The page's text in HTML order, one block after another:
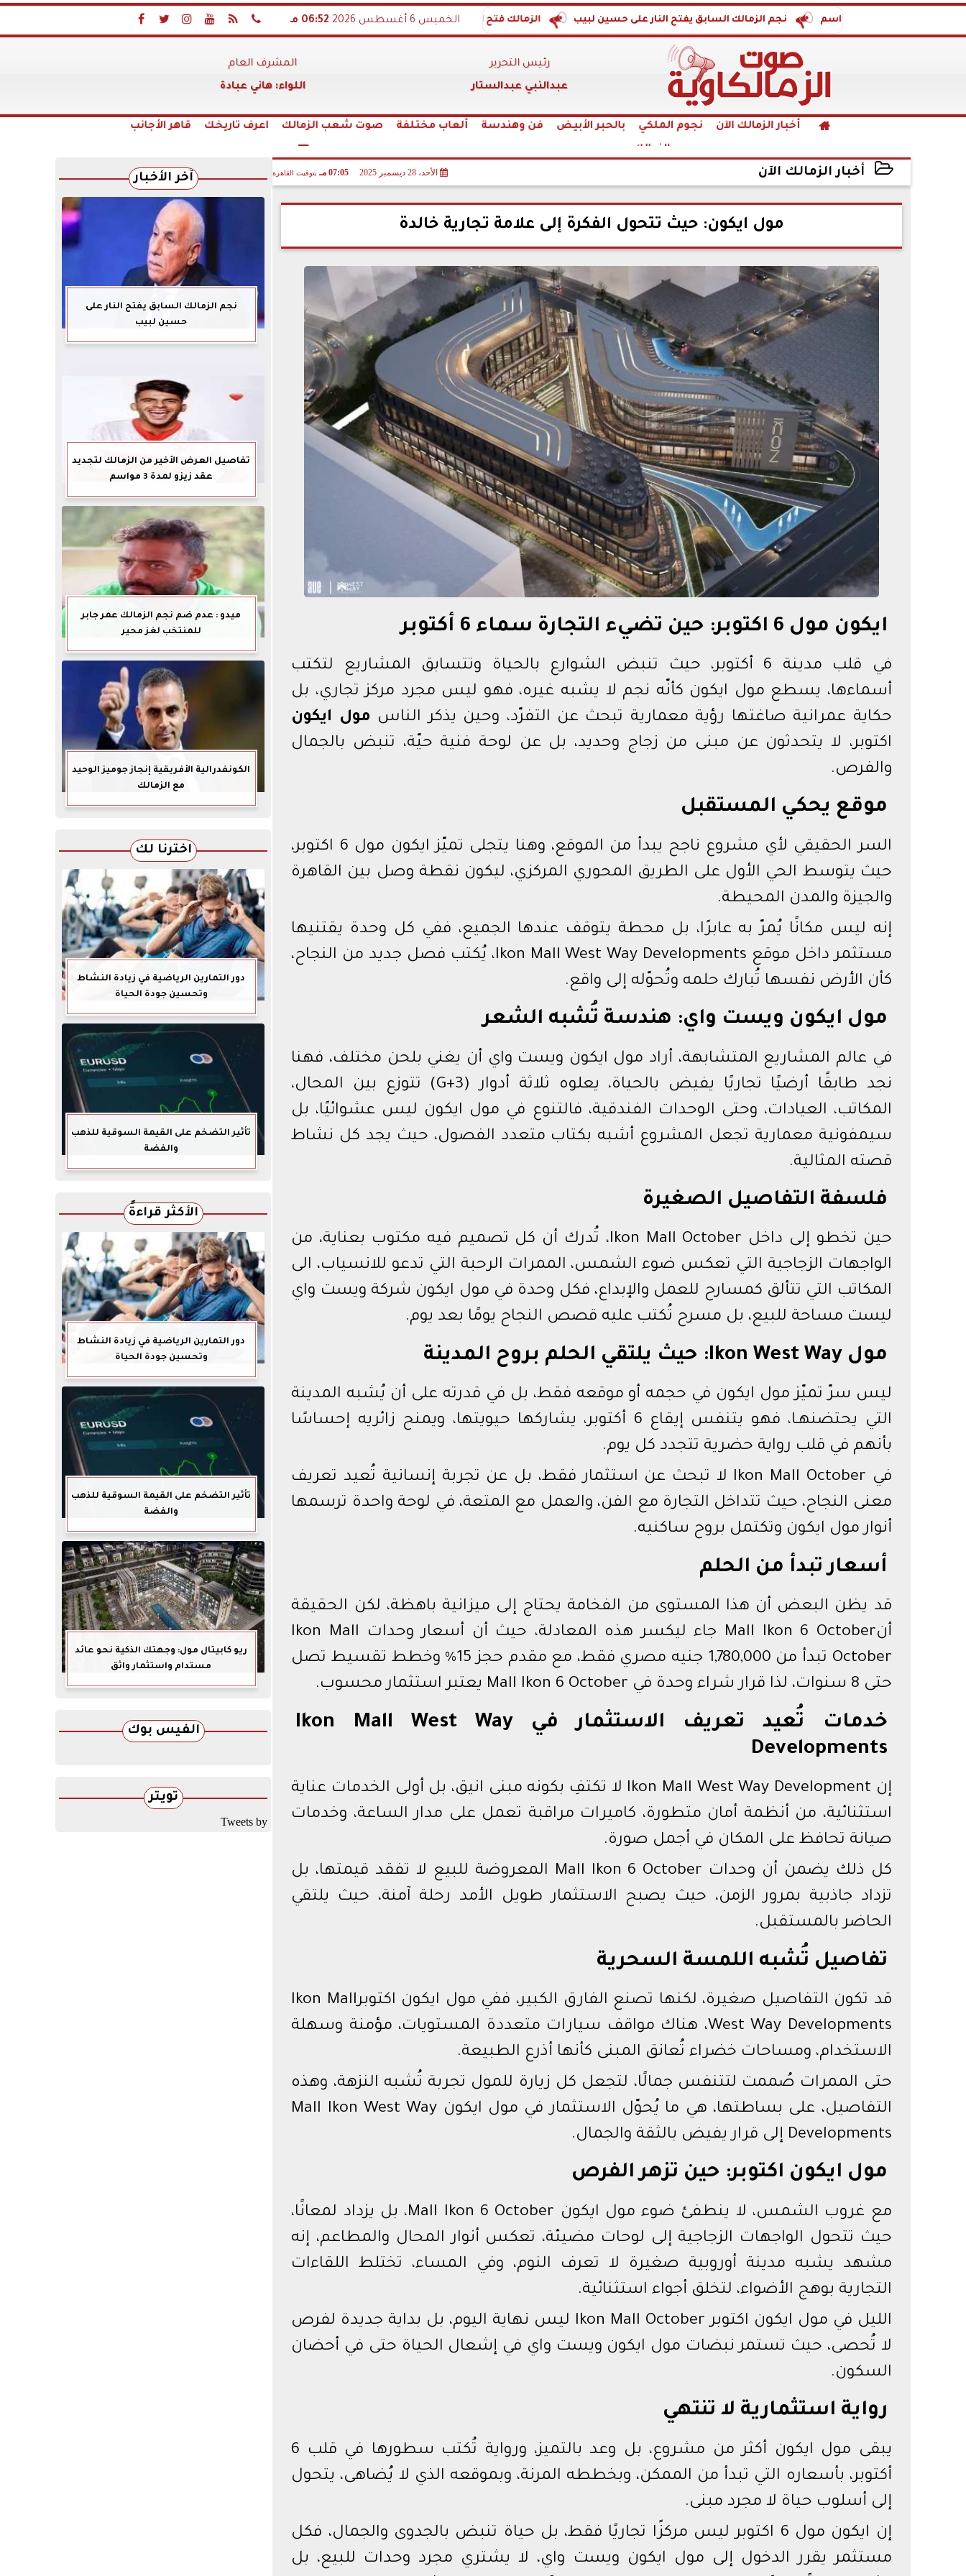
      الخميس 6 أغسطس 2026 06:52 مـ
رضا عبدالعال : اتحاد الكرة كان (دكر) فى عقوبة المصرى وعلى ماهر و(دكر بط) مع الزمالك فتح الكلية...والمحلة هو الضحية نجم الزمالك السابق يفتح النار على حسين لبيب
رئيس التحرير
عبدالنبي عبدالستار
المشرف العام
اللواء: هاني عبادة
 أخبار الزمالك الآن نجوم الملكي بالحبر الأبيض فن وهندسة ألعاب مختلفة صوت شعب الزمالك اعرف تاريخك
قاهر الأجانب
بريد الزمالك
أخبار الزمالك الآن الأحد، 28 ديسمبر 2025 07:05 مـ بتوقيت القاهرة
2025-12-28 19:05:00
مول ايكون: حيث تتحول الفكرة إلى علامة تجارية خالدة
ايكون مول 6 اكتوبر: حين تضيء التجارة سماء 6 أكتوبر
في قلب مدينة 6 أكتوبر، حيث تنبض الشوارع بالحياة وتتسابق المشاريع لتكتب
أسماءها، يسطع مول ايكون كأنّه نجم لا يشبه غيره، فهو ليس مجرد مركز تجاري، بل
حكاية عمرانية صاغتها رؤية معمارية تبحث عن التفرّد، وحين يذكر الناس مول ايكون
اكتوبر، لا يتحدثون عن مبنى من زجاج وحديد، بل عن لوحة فنية حيّة، تنبض بالجمال
والفرص.
موقع يحكي المستقبل
السر الحقيقي لأي مشروع ناجح يبدأ من الموقع، وهنا يتجلى تميّز ايكون مول 6 اكتوبر،
حيث يتوسط الحي الأول على الطريق المحوري المركزي، ليكون نقطة وصل بين القاهرة
والجيزة والمدن المحيطة.
إنه ليس مكانًا يُمرّ به عابرًا، بل محطة يتوقف عندها الجميع، ففي كل وحدة يقتنيها
مستثمر داخل موقع Ikon Mall West Way Developments، يُكتب فصل جديد من النجاح،
كأن الأرض نفسها تُبارك حلمه وتُحوّله إلى واقع.
مول ايكون ويست واي: هندسة تُشبه الشعر
في عالم المشاريع المتشابهة، أراد مول ايكون ويست واي أن يغني بلحن مختلف، فهنا
نجد طابقًا أرضيًا تجاريًا يفيض بالحياة، يعلوه ثلاثة أدوار (G+3) تتوزع بين المحال،
المكاتب، العيادات، وحتى الوحدات الفندقية، فالتنوع في مول ايكون ليس عشوائيًا، بل
سيمفونية معمارية تجعل المشروع أشبه بكتاب متعدد الفصول، حيث يجد كل نشاط
قصته المثالية.
فلسفة التفاصيل الصغيرة
حين تخطو إلى داخل Ikon Mall October، تُدرك أن كل تصميم فيه مكتوب بعناية، من
الواجهات الزجاجية التي تعكس ضوء الشمس، الممرات الرحبة التي تدعو للانسياب، الى
المكاتب التي تتألق كمسارح للعمل والإبداع، فكل وحدة في مول ايكون شركة ويست واي
ليست مساحة للبيع، بل مسرح تُكتب عليه قصص النجاح يومًا بعد يوم.
مول Ikon West Way: حيث يلتقي الحلم بروح المدينة
ليس سرّ تميّز مول ايكون في حجمه أو موقعه فقط، بل في قدرته على أن يُشبه المدينة
التي يحتضنهـا، فهو يتنفس إيقاع 6 أكتوبر، يشاركها حيويتها، ويمنح زائريه إحساسًا
بأنهم في قلب رواية حضرية تتجدد كل يوم.
في Ikon Mall October لا تبحث عن استثمار فقط، بل عن تجربة إنسانية تُعيد تعريف
معنى النجاح، حيث تتداخل التجارة مع الفن، والعمل مع المتعة، في لوحة واحدة ترسمها
أنوار مول ايكون وتكتمل بروح ساكنيه.
أسعار تبدأ من الحلم
قد يظن البعض أن هذا المستوى من الفخامة يحتاج إلى ميزانية باهظة، لكن الحقيقة
أنMall Ikon 6 October جاء ليكسر هذه المعادلة، حيث أن أسعار وحدات Ikon Mall
October تبدأ من 1,780,000 جنيه مصري فقط، مع مقدم حجز 15% وخطط تقسيط تصل
حتى 8 سنوات، لذا قرار شراء وحدة في Mall Ikon 6 October يعتبر استثمار محسوب.
خدمات تُعيد تعريف الاستثمار في Ikon Mall West Way
Developments
إن Ikon Mall West Way Development لا تكتفِ بكونه مبنى انيق، بل أولى الخدمات عناية
استثنائية، من أنظمة أمان متطورة، كاميرات مراقبة تعمل على مدار الساعة، وخدمات
صيانة تحافظ على المكان في أجمل صورة.
كل ذلك يضمن أن وحدات Mall Ikon 6 October المعروضة للبيع لا تفقد قيمتها، بل
تزداد جاذبية بمرور الزمن، حيث يصبح الاستثمار طويل الأمد رحلة آمنة، حيث يلتقي
الحاضر بالمستقبل.
تفاصيل تُشبه اللمسة السحرية
قد تكون التفاصيل صغيرة، لكنها تصنع الفارق الكبير، ففي مول ايكون اكتوبرIkon Mall
West Way Developments، هناك مواقف سيارات متعددة المستويات، مؤمنة وسهلة
الاستخدام، ومساحات خضراء تُعانق المبنى كأنها أذرع الطبيعة.
حتى الممرات صُممت لتتنفس جمالًا، لتجعل كل زيارة للمول تجربة تُشبه النزهة، وهذه
التفاصيل، على بساطتها، هي ما يُحوّل الاستثمار في مول ايكون Mall Ikon West Way
Developments إلى قرار يفيض بالثقة والجمال.
مول ايكون اكتوبر: حين تزهر الفرص
مع غروب الشمس، لا ينطفئ ضوء مول ايكون Mall Ikon 6 October، بل يزداد لمعانًا،
حيث تتحول الواجهات الزجاجية إلى لوحات مضيئة، تعكس أنوار المحال والمطاعم، إنه
مشهد يشبه مدينة أوروبية صغيرة لا تعرف النوم، وفي المساء، تختلط اللقاءات
التجارية بوهج الأضواء، لتخلق أجواء استثنائية.
الليل في مول ايكون اكتوبر Ikon Mall October ليس نهاية اليوم، بل بداية جديدة لفرص
لا تُحصى، حيث تستمر نبضات مول ايكون ويست واي في إشعال الحياة حتى في أحضان
السكون.
رواية استثمارية لا تنتهي
يبقى مول ايكون أكثر من مشروع، بل وعد بالتميز، ورواية تُكتب سطورها في قلب 6
أكتوبر، بأسعاره التي تبدأ من الممكن، وبخططه المرنة، وبموقعه الذي لا يُضاهى، يتحول
إلى أسلوب حياة لا مجرد مبنى.
إن ايكون مول 6 اكتوبر ليس مركزًا تجاريًا فقط، بل حياة تنبض بالجدوى والجمال، فكل
مستثمر يقرر الدخول إلى مول ايكون ويست واي، لا يشتري مجرد وحدات للبيع، بل
آخر الأخبار
نجم الزمالك السابق يفتح النار على
حسين لبيب
تفاصيل العرض الأخير من الزمالك لتجديد
عقد زيزو لمدة 3 مواسم
ميدو : عدم ضم نجم الزمالك عمر جابر
للمنتخب لغز محير
الكونفدرالية الأفريقية إنجاز جوميز الوحيد
مع الزمالك
اخترنا لك
دور التمارين الرياضية في زيادة النشاط
وتحسين جودة الحياة
تأثير التضخم على القيمة السوقية للذهب
والفضة
الأكثر قراءةً
دور التمارين الرياضية في زيادة النشاط
وتحسين جودة الحياة
تأثير التضخم على القيمة السوقية للذهب
والفضة
ريو كابيتال مول: وجهتك الذكية نحو عائد
مستدام واستثمار واثق
الفيس بوك
تويتر
Tweets by